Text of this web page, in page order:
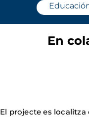
En
El projecte es localitza